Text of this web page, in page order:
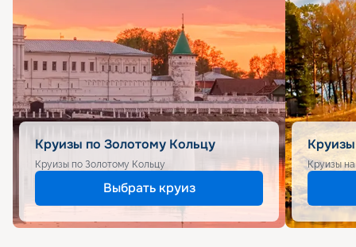
Круизы по Золотому Кольцу
Круизы по Золотому Кольцу
Выбрать круиз
Круизы